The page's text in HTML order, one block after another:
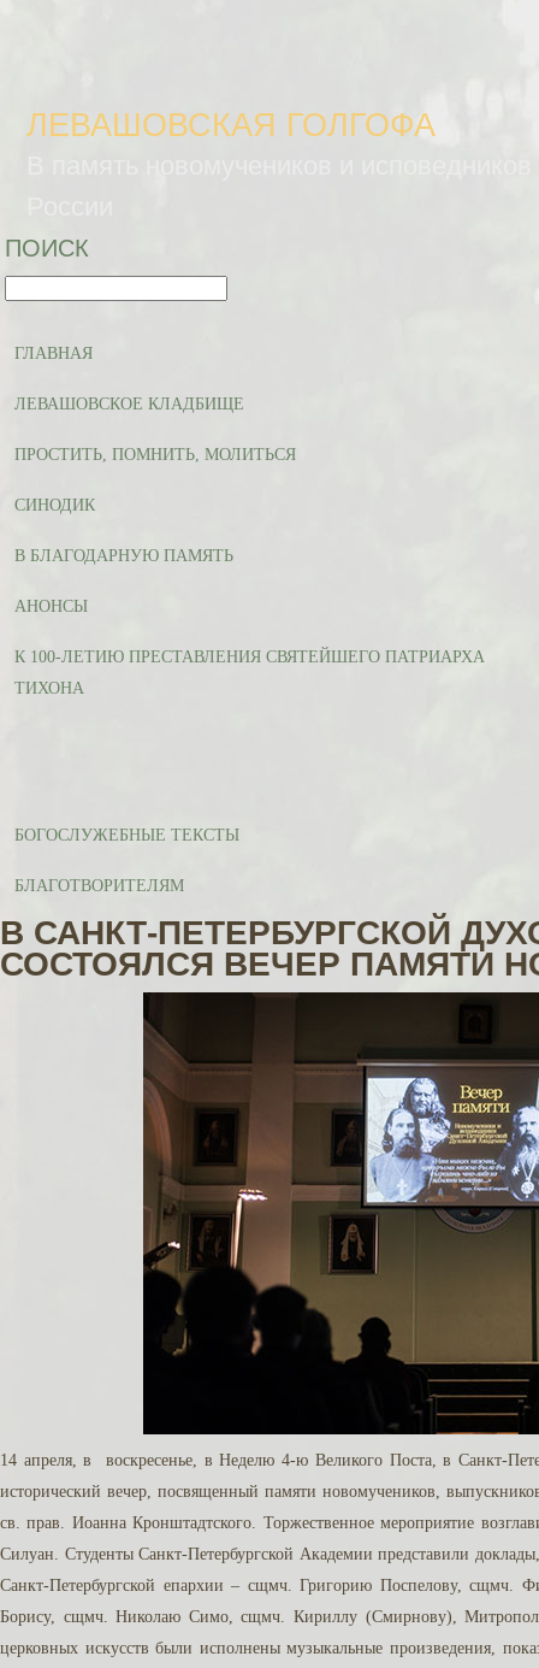
ЛЕВАШОВСКАЯ ГОЛГОФА
ПОИСК
ГЛАВНАЯ
ЛЕВАШОВСКОЕ КЛАДБИЩЕ
ПРОСТИТЬ, ПОМНИТЬ, МОЛИТЬСЯ
СИНОДИК
В БЛАГОДАРНУЮ ПАМЯТЬ
АНОНСЫ
К 100-ЛЕТИЮ ПРЕСТАВЛЕНИЯ СВЯТЕЙШЕГО ПАТРИАРХА
ТИХОНА
БОГОСЛУЖЕБНЫЕ ТЕКСТЫ
БЛАГОТВОРИТЕЛЯМ
В САНКТ-ПЕТЕРБУРГСКОЙ
СОСТОЯЛСЯ ВЕЧЕР ПАМЯТИ
14 апреля, в воскресенье, в Неделю 4-ю Великого Поста, в Санкт-
исторический вечер, посвященный памяти новомучеников,
св. прав. Иоанна Кронштадтского. Торжественное мероприятие
Силуан. Студенты Санкт-Петербургской Академии представили
Санкт-Петербургской епархии – сщмч. Григорию Поспелову, сщмч.
Борису, сщмч. Николаю Симо, сщмч. Кириллу (Смирнову),
церковных искусств были исполнены музыкальные произведения,